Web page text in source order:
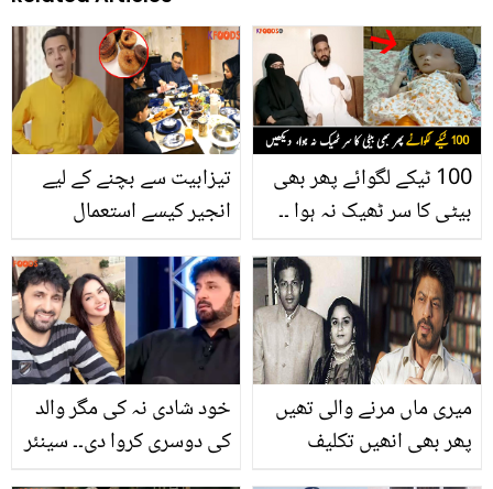
تیزابیت سے بچنے کے لیے
انجیر کیسے استعمال
اور پیٹ درد سے بچنے کے
لیے ماہرین کے مفید مشورے
100 ٹیکے لگوائے پھر بھی
بیٹی کا سر ٹھیک نہ ہوا ۔۔
کا شکار ہے جو امریکی
ڈاکٹر بھی علاج سے ڈر تے
ہیں؟ ویڈیو
خود شادی نہ کی مگر والد
کی دوسری کروا دی۔۔ سینئر
میری ماں مرنے والی تھیں
پھر بھی انھیں تکلیف